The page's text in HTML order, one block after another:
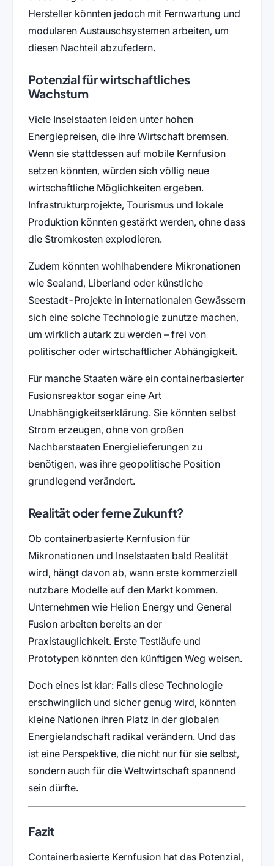
Hersteller könnten jedoch mit Fernwartung und
modularen Austauschsystemen arbeiten, um
diesen Nachteil abzufedern.
Potenzial für wirtschaftliches
Wachstum
Viele Inselstaaten leiden unter hohen
Energiepreisen, die ihre Wirtschaft bremsen.
Wenn sie stattdessen auf mobile Kernfusion
setzen könnten, würden sich völlig neue
wirtschaftliche Möglichkeiten ergeben.
Infrastrukturprojekte, Tourismus und lokale
Produktion könnten gestärkt werden, ohne dass
die Stromkosten explodieren.
Zudem könnten wohlhabendere Mikronationen
wie Sealand, Liberland oder künstliche
Seestadt-Projekte in internationalen Gewässern
sich eine solche Technologie zunutze machen,
um wirklich autark zu werden – frei von
politischer oder wirtschaftlicher Abhängigkeit.
Für manche Staaten wäre ein containerbasierter
Fusionsreaktor sogar eine Art
Unabhängigkeitserklärung. Sie könnten selbst
Strom erzeugen, ohne von großen
Nachbarstaaten Energielieferungen zu
benötigen, was ihre geopolitische Position
grundlegend verändert.
Realität oder ferne Zukunft?
Ob containerbasierte Kernfusion für
Mikronationen und Inselstaaten bald Realität
wird, hängt davon ab, wann erste kommerziell
nutzbare Modelle auf den Markt kommen.
Unternehmen wie Helion Energy und General
Fusion arbeiten bereits an der
Praxistauglichkeit. Erste Testläufe und
Prototypen könnten den künftigen Weg weisen.
Doch eines ist klar: Falls diese Technologie
erschwinglich und sicher genug wird, könnten
kleine Nationen ihren Platz in der globalen
Energielandschaft radikal verändern. Und das
ist eine Perspektive, die nicht nur für sie selbst,
sondern auch für die Weltwirtschaft spannend
sein dürfte.
Fazit
Containerbasierte Kernfusion hat das Potenzial,